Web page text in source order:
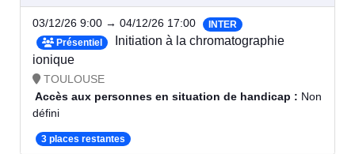
03/12/26 9:00 → 04/12/26 17:00
INTER
Présentiel
Initiation à la chromatographie
ionique
TOULOUSE
Accès aux personnes en situation de handicap : Non
défini
3 places restantes